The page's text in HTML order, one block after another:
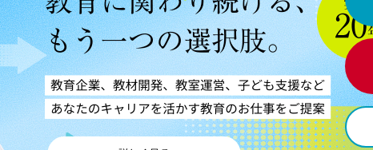
非常勤講師
常勤職員
非常勤職員
アルバイト・パート
その他
正社員
契約社員
月額
業務委
自社採
月額固
月額固
駅徒歩
駅徒